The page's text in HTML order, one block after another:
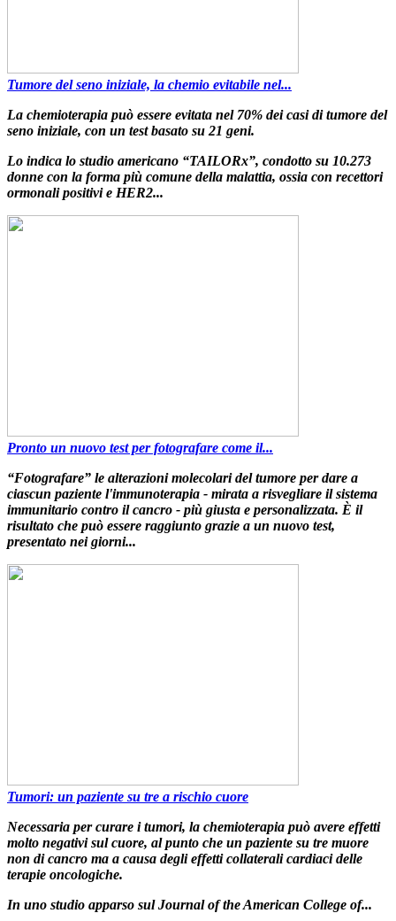
Tumore del seno iniziale, la chemio evitabile nel...
La chemioterapia può essere evitata nel 70% dei casi di tumore del
seno iniziale, con un test basato su 21 geni.
Lo indica lo studio americano “TAILORx”, condotto su 10.273
donne con la forma più comune della malattia, ossia con recettori
ormonali positivi e HER2...
Pronto un nuovo test per fotografare come il...
“Fotografare” le alterazioni molecolari del tumore per dare a
ciascun paziente l'immunoterapia - mirata a risvegliare il sistema
immunitario contro il cancro - più giusta e personalizzata. È il
risultato che può essere raggiunto grazie a un nuovo test,
presentato nei giorni...
Tumori: un paziente su tre a rischio cuore
Necessaria per curare i tumori, la chemioterapia può avere effetti
molto negativi sul cuore, al punto che un paziente su tre muore
non di cancro ma a causa deglieffetti collaterali cardiaci delle
terapie oncologiche.
In uno studio apparso sulJournal of the American College of...